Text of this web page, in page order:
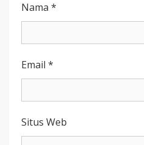
Nama *
Email *
Situs Web